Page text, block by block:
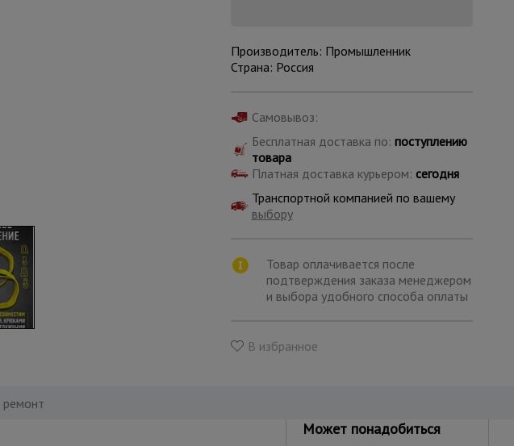
всех
Производитель: Промышленник
Страна: Россия
Самовывоз:
Бесплатная доставка по: поступлению
товара
Платная доставка курьером: сегодня
Транспортной компанией по вашему
выбору
Товар оплачивается после
подтверждения заказа менеджером
и выбора удобного способа оплаты
В избранное
ремонт
Может понадобиться